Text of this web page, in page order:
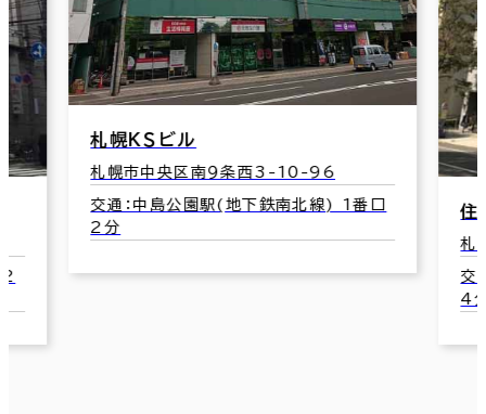
住友商事・フカミヤ大通ビル
札幌市中央区大通西8-2
交通：西８丁目駅(市電山鼻線) 出入口2
第
札
交
番